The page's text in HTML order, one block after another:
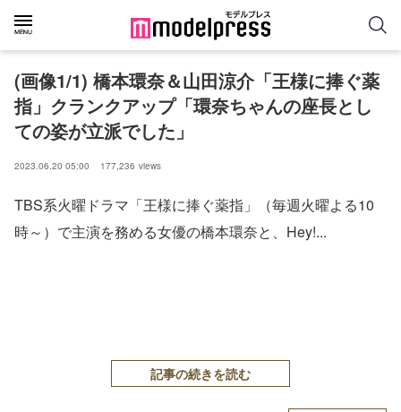
(画像1/1) 橋本環奈＆山田涼介「王様に捧ぐ薬
指」クランクアップ「環奈ちゃんの座長とし
ての姿が立派でした」
2023.06.20 05:00 177,236 views
TBS系火曜ドラマ「王様に捧ぐ薬指」（毎週火曜よる10
時～）で主演を務める女優の橋本環奈と、Hey!...
記事の続きを読む